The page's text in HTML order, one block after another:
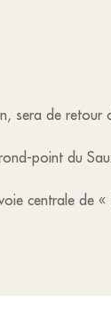
sera de retour
point du
centrale de